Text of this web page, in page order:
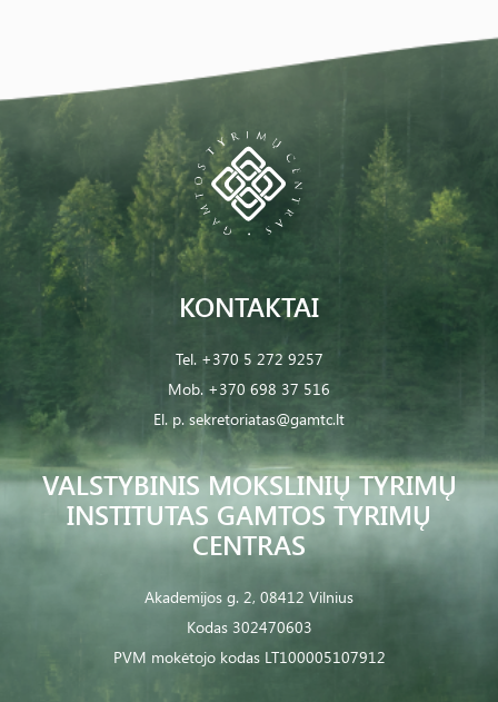
VALSTYBINIS MOKSLINIŲ TYRIMŲ
INSTITUTAS GAMTOS TYRIMŲ
CENTRAS
Akademijos g. 2, 08412 Vilnius
Kodas 302470603
PVM mokėtojo kodas LT100005107912
KONTAKTAI
Tel. +370 5 272 9257
Mob. +370 698 37 516
El. p. sekretoriatas@gamtc.lt